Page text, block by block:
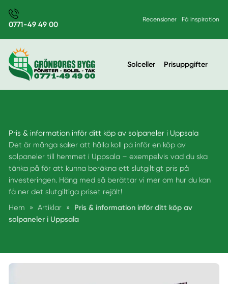
0771-49 49 00
Recensioner Få inspiration
Solceller Prisuppgifter
Pris & information inför ditt köp av solpaneler i Uppsala
Det är många saker att hålla koll på inför en köp av
solpaneler till hemmet i Uppsala – exempelvis vad du ska
tänka på för att kunna beräkna ett slutgiltigt pris på
investeringen. Häng med så berättar vi mer om hur du kan
få ner det slutgiltiga priset rejält!
Hem
» Artiklar »
Pris & information inför ditt köp av
solpaneler i Uppsala